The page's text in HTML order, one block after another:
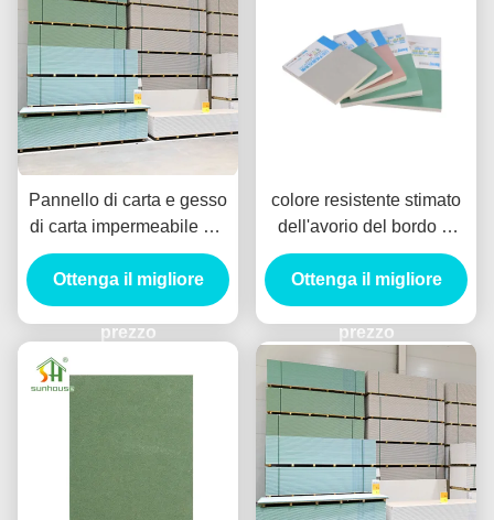
Pannello di carta e gesso
di carta impermeabile del
bordo di gesso per i locali
della biblioteca dell'hotel
Ottenga il migliore
prezzo
colore resistente stimato
dell'avorio del bordo di
gesso dell'umidità del
fuoco di 15mm per
dell'interno
Ottenga il migliore
prezzo